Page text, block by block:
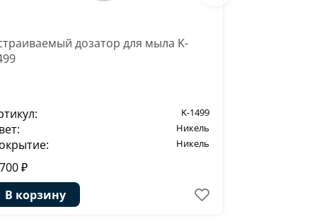
дозатор для мыла K-
K-1499
Никель
Никель
₽
В корзину